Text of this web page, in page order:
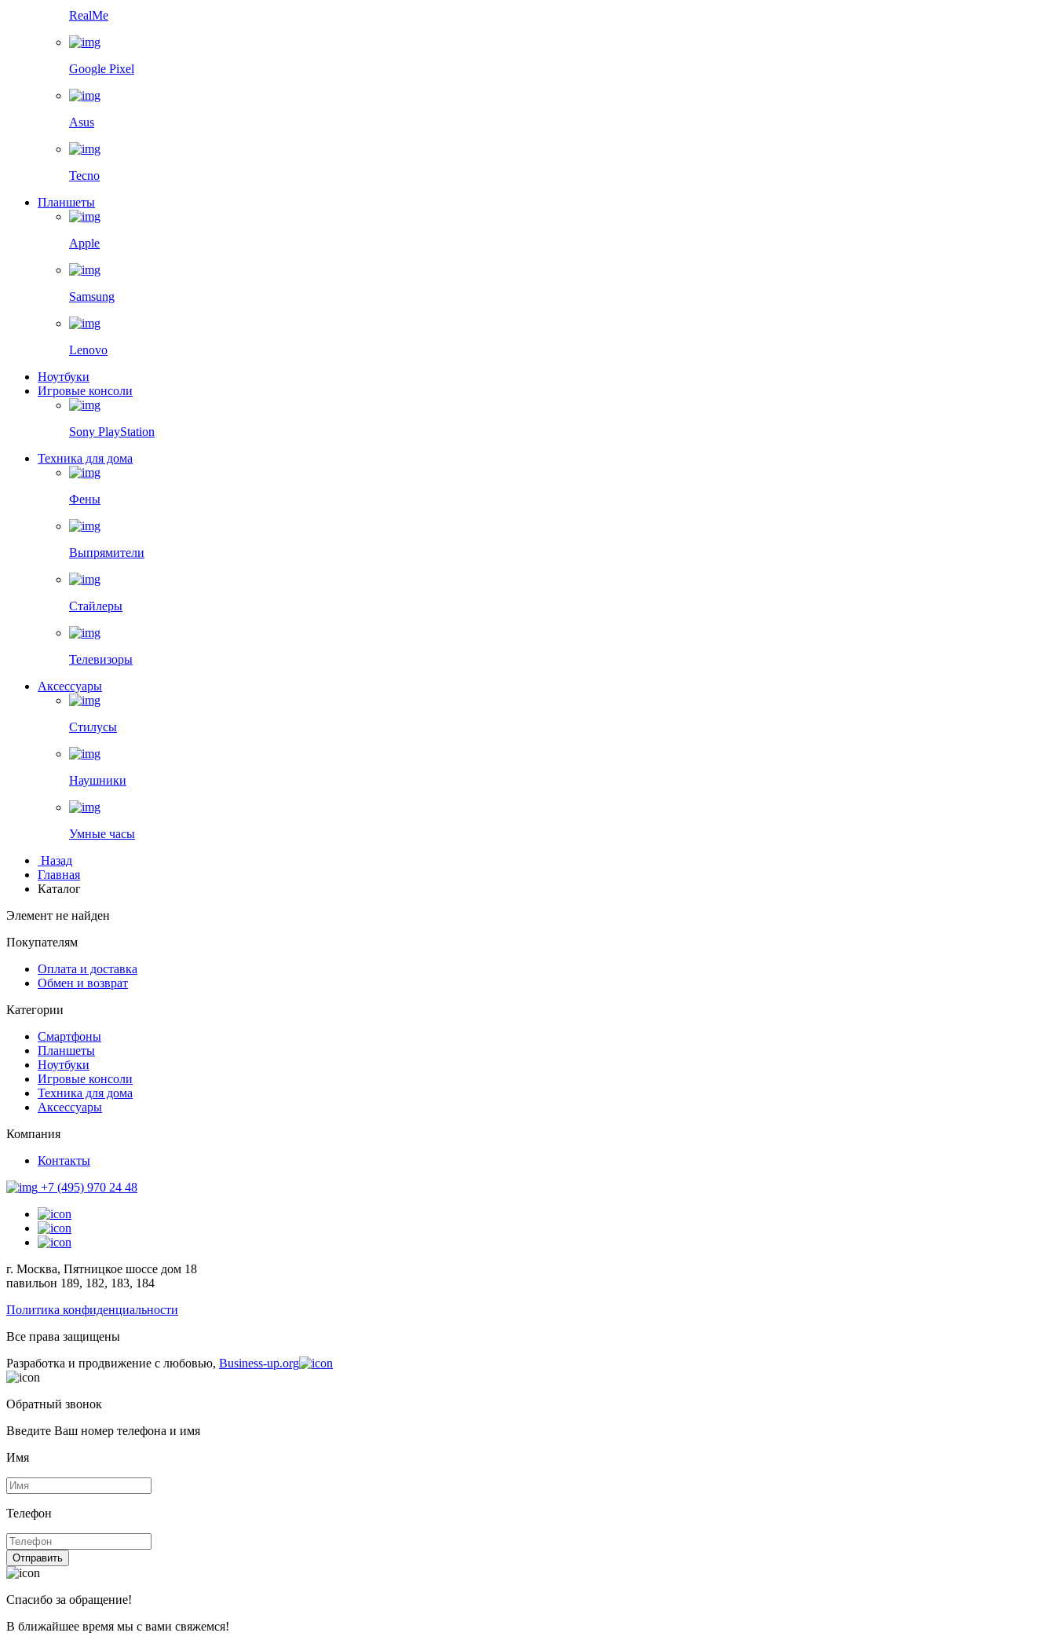
RealMe
Google Pixel
Asus
Tecno
Планшеты
Apple
Samsung
Lenovo
Ноутбуки
Игровые консоли
Sony PlayStation
Техника для дома
Фены
Выпрямители
Стайлеры
Телевизоры
Аксессуары
Стилусы
Наушники
Умные часы
Назад
Главная
Каталог
Элемент не найден
Покупателям
Оплата и доставка
Обмен и возврат
Категории
Смартфоны
Планшеты
Ноутбуки
Игровые консоли
Техника для дома
Аксессуары
Компания
Контакты
+7 (495) 970 24 48
г. Москва, Пятницкое шоссе дом 18
павильон 189, 182, 183, 184
Политика конфиденциальности
Все права защищены
Разработка и продвижение с любовью, Business-up.org
Обратный звонок
Введите Ваш номер телефона и имя
Имя
Телефон
Отправить
Спасибо за обращение!
В ближайшее время мы с вами свяжемся!